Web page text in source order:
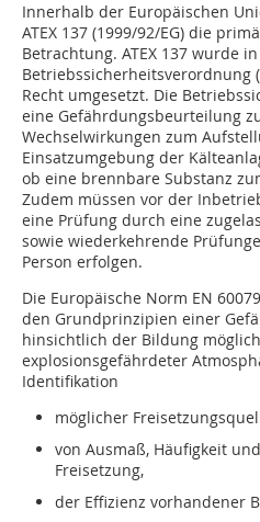
Innerhalb der Europäischen
ATEX 137 (1999/92/EG) die
Betrachtung. ATEX 137 wurde
Betriebssicherheitsverordnung
Recht umgesetzt. Die
eine Gefährdungsbeurteilung
Wechselwirkungen zum
Einsatzumgebung der
ob eine brennbare Substanz
Zudem müssen vor der
eine Prüfung durch eine
sowie wiederkehrende
Person erfolgen.
Die Europäische Norm EN
den Grundprinzipien einer
hinsichtlich der Bildung
explosionsgefährdeter
Identifikation
möglicher
von Ausmaß, Häufigkeit
Freisetzung,
der Effizienz vorhandener